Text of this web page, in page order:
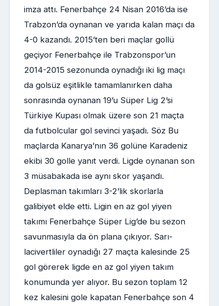
imza attı. Fenerbahçe 24 Nisan 2016’da ise
Trabzon’da oynanan ve yarıda kalan maçı da
4-0 kazandı. 2015’ten beri maçlar gollü
geçiyor Fenerbahçe ile Trabzonspor’un
2014-2015 sezonunda oynadığı iki lig maçı
da golsüz eşitlikle tamamlanırken daha
sonrasında oynanan 19’u Süper Lig 2’si
Türkiye Kupası olmak üzere son 21 maçta
da futbolcular gol sevinci yaşadı. Söz Bu
maçlarda Kanarya’nın 36 golüne Karadeniz
ekibi 30 golle yanıt verdi. Ligde oynanan son
3 müsabakada ise aynı skor yaşandı.
Deplasman takımları 3-2’lik skorlarla
galibiyet elde etti. Ligin en az gol yiyen
takımı Fenerbahçe Süper Lig’de bu sezon
savunmasıyla da ön plana çıkıyor. Sarı-
lacivertliler oynadığı 27 maçta kalesinde 25
gol görerek ligde en az gol yiyen takım
konumunda yer alıyor. Bu sezon toplam 12
kez kalesini gole kapatan Fenerbahçe son 4